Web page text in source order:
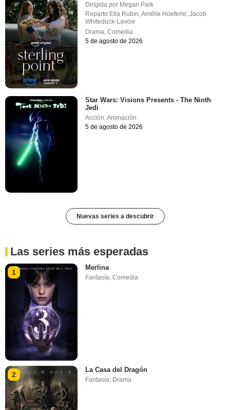
Dirigida por Megan Park
Reparto Ella Rubin ,Amélie Hoeferle ,Jacob
Whiteduck-Lavoie
Drama ,Comedia
5 de agosto de 2026
Star Wars: Visions Presents - The Ninth
Jedi
Acción,Animación
5 de agosto de 2026
Nuevas series a descubrir
Las series más esperadas
1
Merlina
Fantasía,Comedia
2
La Casa del Dragón
Fantasía Drama